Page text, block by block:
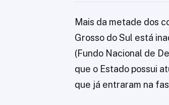
Mais da metade dos
Grosso do Sul está
(Fundo Nacional de
que o Estado possui
que já entraram na